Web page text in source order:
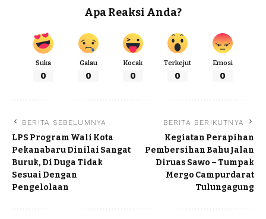
Apa Reaksi Anda?
Suka
0
Galau
0
Kocak
0
Terkejut
0
Emosi
0
BERITA SEBELUMNYA
LPS Program Wali Kota
Pekanabaru Dinilai Sangat
Buruk, Di Duga Tidak
Sesuai Dengan
Pengelolaan
BERITA BERIKUTNYA
Kegiatan Perapihan
Pembersihan Bahu Jalan
Diruas Sawo – Tumpak
Mergo Campurdarat
Tulungagung